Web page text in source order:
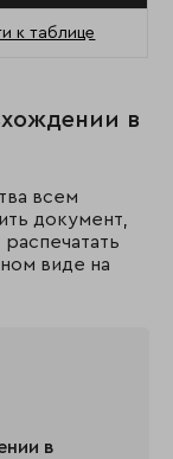
к таблице
в
всем
документ,
виде на
в